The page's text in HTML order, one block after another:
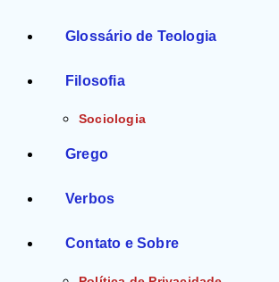
Glossário de Teologia
Filosofia
Sociologia
Grego
Verbos
Contato e Sobre